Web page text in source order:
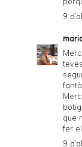
9
que
fer
9